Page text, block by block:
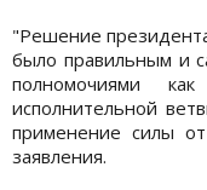
"Решение
было правильным и
полномочиями
исполнительной
применение силы
заявления.